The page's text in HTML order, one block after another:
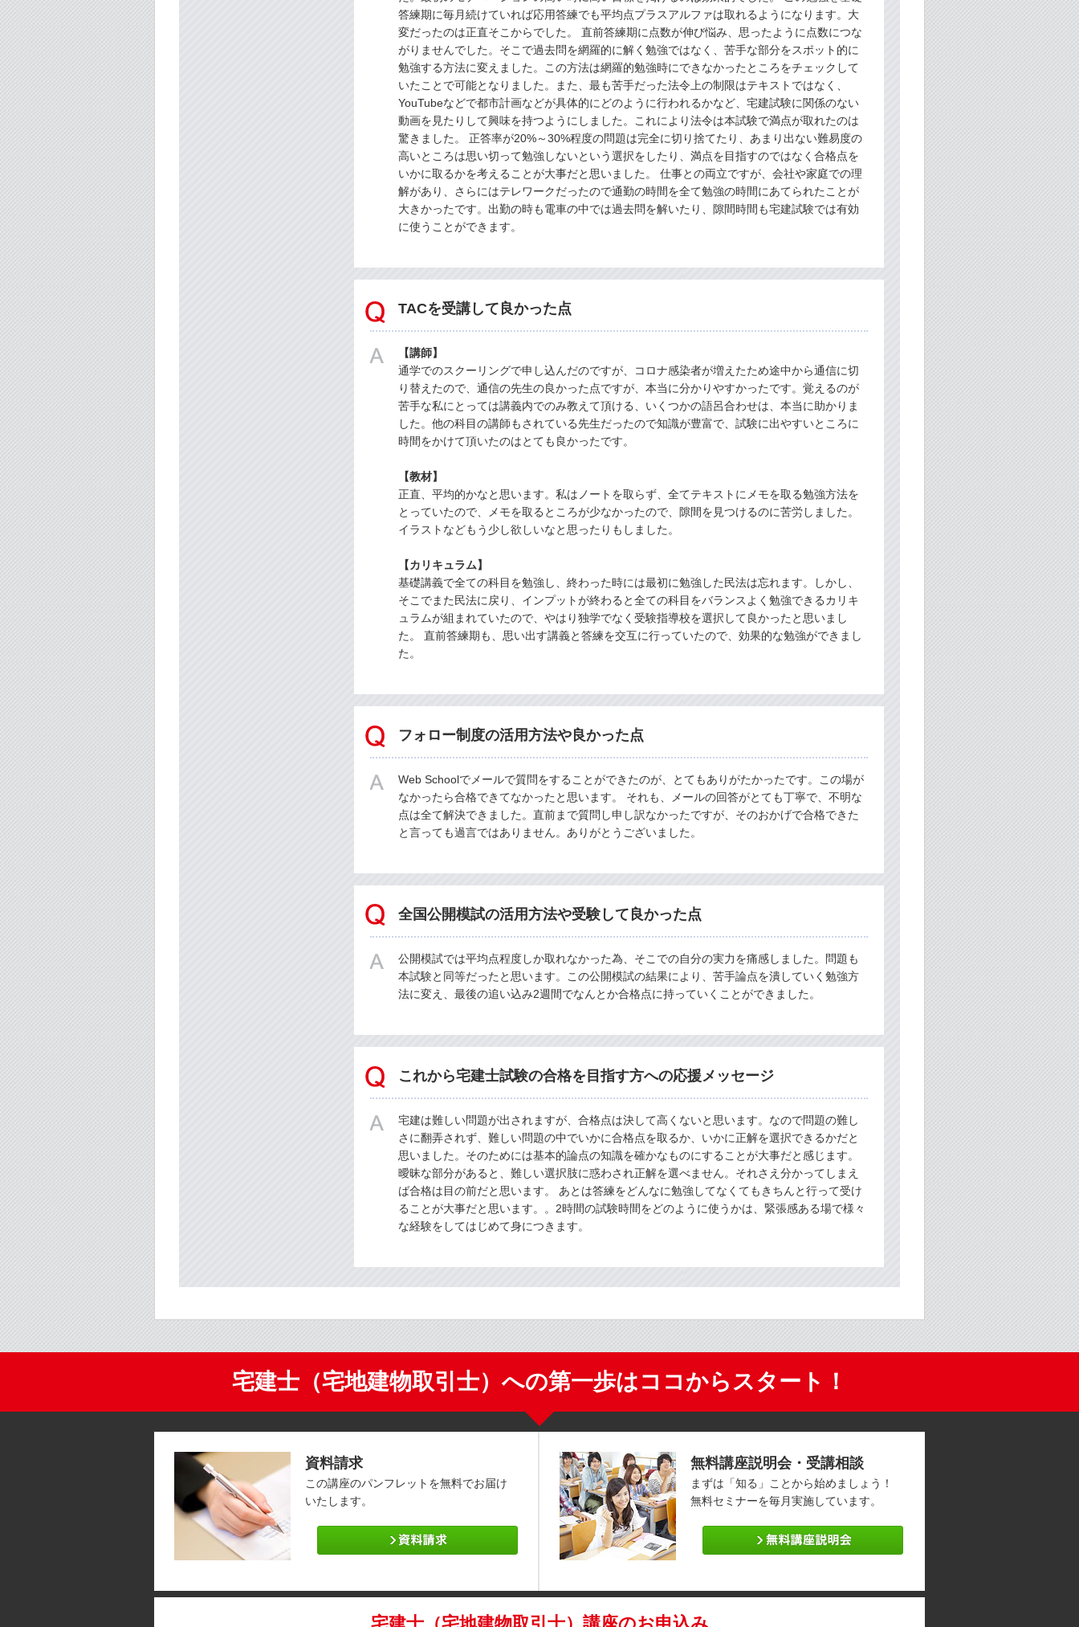
答練期に毎月続けていれば応用答練でも平均点プラスアルファは取れるようになります。大
変だったのは正直そこからでした。 直前答練期に点数が伸び悩み、思ったように点数につな
がりませんでした。そこで過去問を網羅的に解く勉強ではなく、苦手な部分をスポット的に
勉強する方法に変えました。この方法は網羅的勉強時にできなかったところをチェックして
いたことで可能となりました。また、最も苦手だった法令上の制限はテキストではなく、
YouTubeなどで都市計画などが具体的にどのように行われるかなど、宅建試験に関係のない
動画を見たりして興味を持つようにしました。これにより法令は本試験で満点が取れたのは
驚きました。 正答率が20%～30%程度の問題は完全に切り捨てたり、あまり出ない難易度の
高いところは思い切って勉強しないという選択をしたり、満点を目指すのではなく合格点を
いかに取るかを考えることが大事だと思いました。 仕事との両立ですが、会社や家庭での理
解があり、さらにはテレワークだったので通勤の時間を全て勉強の時間にあてられたことが
大きかったです。出勤の時も電車の中では過去問を解いたり、隙間時間も宅建試験では有効
に使うことができます。
TACを受講して良かった点
【講師】
通学でのスクーリングで申し込んだのですが、コロナ感染者が増えたため途中から通信に切
り替えたので、通信の先生の良かった点ですが、本当に分かりやすかったです。覚えるのが
苦手な私にとっては講義内でのみ教えて頂ける、いくつかの語呂合わせは、本当に助かりま
した。他の科目の講師もされている先生だったので知識が豊富で、試験に出やすいところに
時間をかけて頂いたのはとても良かったです。
【教材】
正直、平均的かなと思います。私はノートを取らず、全てテキストにメモを取る勉強方法を
とっていたので、メモを取るところが少なかったので、隙間を見つけるのに苦労しました。
イラストなどもう少し欲しいなと思ったりもしました。
【カリキュラム】
基礎講義で全ての科目を勉強し、終わった時には最初に勉強した民法は忘れます。しかし、
そこでまた民法に戻り、インプットが終わると全ての科目をバランスよく勉強できるカリキ
ュラムが組まれていたので、やはり独学でなく受験指導校を選択して良かったと思いまし
た。 直前答練期も、思い出す講義と答練を交互に行っていたので、効果的な勉強ができまし
た。
フォロー制度の活用方法や良かった点
Web Schoolでメールで質問をすることができたのが、とてもありがたかったです。この場が
なかったら合格できてなかったと思います。 それも、メールの回答がとても丁寧で、不明な
点は全て解決できました。直前まで質問し申し訳なかったですが、そのおかげで合格できた
と言っても過言ではありません。ありがとうございました。
全国公開模試の活用方法や受験して良かった点
公開模試では平均点程度しか取れなかった為、そこでの自分の実力を痛感しました。問題も
本試験と同等だったと思います。この公開模試の結果により、苦手論点を潰していく勉強方
法に変え、最後の追い込み2週間でなんとか合格点に持っていくことができました。
これから宅建士試験の合格を目指す方への応援メッセージ
宅建は難しい問題が出されますが、合格点は決して高くないと思います。なので問題の難し
さに翻弄されず、難しい問題の中でいかに合格点を取るか、いかに正解を選択できるかだと
思いました。そのためには基本的論点の知識を確かなものにすることが大事だと感じます。
曖昧な部分があると、難しい選択肢に惑わされ正解を選べません。それさえ分かってしまえ
ば合格は目の前だと思います。 あとは答練をどんなに勉強してなくてもきちんと行って受け
ることが大事だと思います。。2時間の試験時間をどのように使うかは、緊張感ある場で様々
な経験をしてはじめて身につきます。
宅建士（宅地建物取引士）への第一歩はココからスタート！
資料請求
この講座のパンフレットを無料でお届け
いたします。
無料講座説明会・受講相談
まずは「知る」ことから始めましょう！
無料セミナーを毎月実施しています。